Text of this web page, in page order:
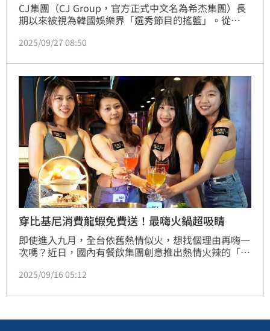
CJ集團（CJ Group，官方正式中文名為希杰集團）長
期以來被視為韓國娛樂界「選秀節目的搖籃」。從
School》、《Girls Planet》到《Boys Planet》，CJ
Wanna One、IZ*ONE、Kep1er、ZEROBASEONE等
知名偶像團體。
2025/09/27 08:50
穿比基尼消費龍蝦免費送！最嗨火鍋超吸睛
即使進入九月，全台依舊熱情似火，想找個理由再嗨一
次嗎？近日，國內有餐飲集團創意推出熱情火辣的「比
穿著比基尼或海灘褲入場用餐，並消費「日本A5和牛
(市價1980元)」；這個比火鍋還火辣的創意行銷手法，
2025/09/16 05:12